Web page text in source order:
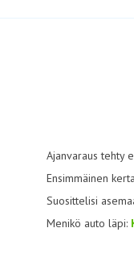
Ajanvaraus tehty
Ensimmäinen
Suosittelisi
Menikö auto läpi: